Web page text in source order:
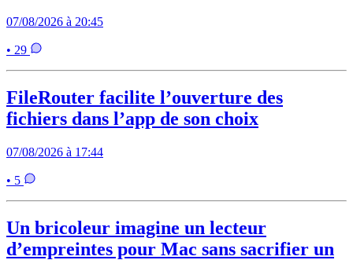
07/08/2026 à 20:45
• 29
FileRouter facilite l’ouverture des
fichiers dans l’app de son choix
07/08/2026 à 17:44
• 5
Un bricoleur imagine un lecteur
d’empreintes pour Mac sans sacrifier un